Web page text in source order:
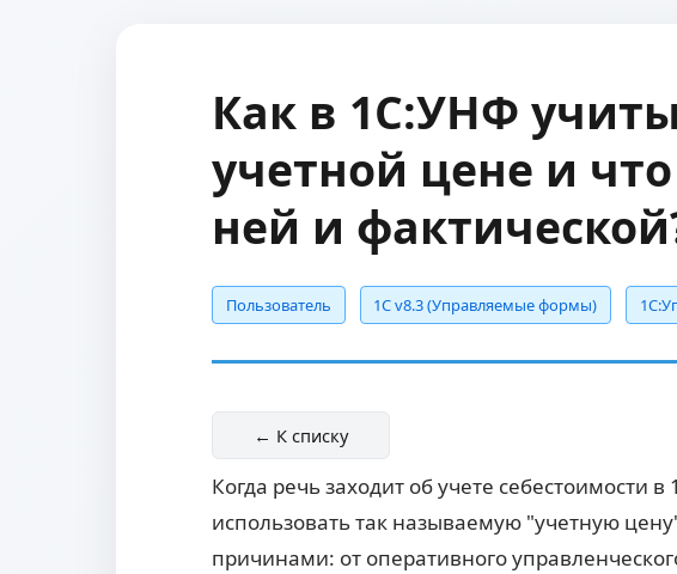
Как в 1С:УНФ
учетной цене и
ней и
Пользователь 1С v8.3 (Управляемые формы)
← К списку
Когда речь заходит об учете
использовать так называемую "учетную
причинами: от оперативного